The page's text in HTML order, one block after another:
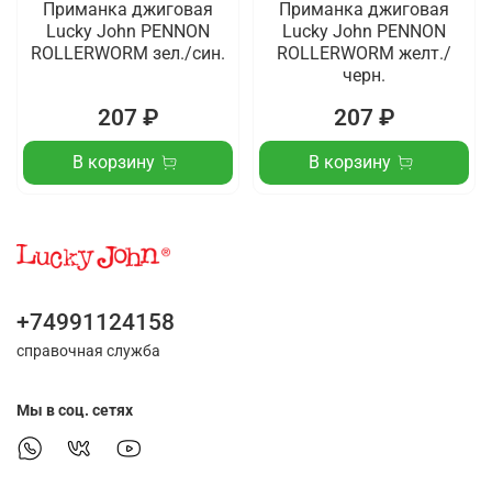
Приманка джиговая
Lucky John PENNON
ROLLERWORM зел./син.
207 ₽
В корзину
Приманка джиговая
Lucky John PENNON
ROLLERWORM желт./
черн.
207 ₽
В корзину
+74991124158
справочная служба
Мы в соц. сетях